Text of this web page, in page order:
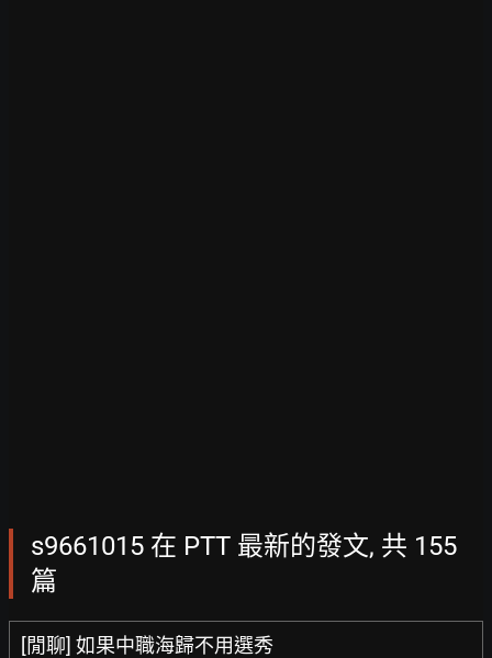
s9661015 在 PTT 最新的發文, 共 155
篇
[閒聊] 如果中職海歸不用選秀